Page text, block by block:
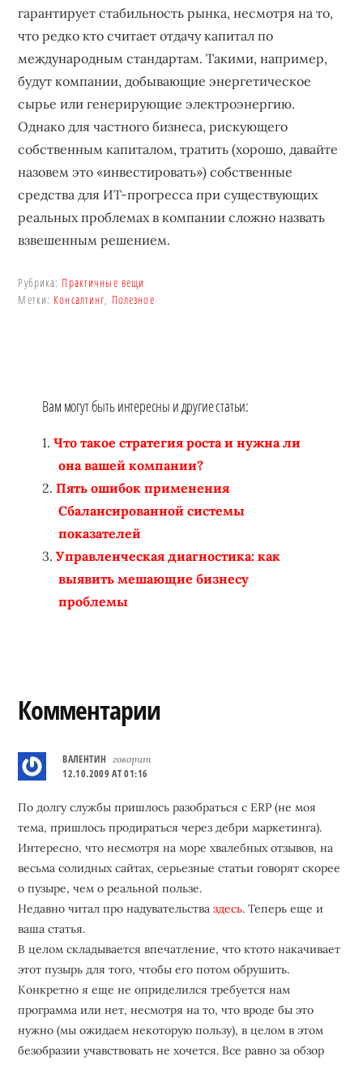
гарантирует стабильность рынка, несмотря на то,
что редко кто считает отдачу капитал по
международным стандартам. Такими, например,
будут компании, добывающие энергетическое
сырье или генерирующие электроэнергию.
Однако для частного бизнеса, рискующего
собственным капиталом, тратить (хорошо, давайте
назовем это «инвестировать») собственные
средства для ИТ-прогресса при существующих
реальных проблемах в компании сложно назвать
взвешенным решением.
Рубрика: Практичные вещи
Метки: Консалтинг, Полезное
Вам могут быть интересны и другие статьи:
Что такое стратегия роста и нужна ли
она вашей компании?
Пять ошибок применения
Сбалансированной системы
показателей
Управленческая диагностика: как
выявить мешающие бизнесу
проблемы
Reader
Комментарии
ВАЛЕНТИН говорит
12.10.2009 AT 01:16
По долгу службы пришлось разобраться с ERP (не моя
тема, пришлось продираться через дебри маркетинга).
Интересно, что несмотря на море хвалебных отзывов, на
весьма солидных сайтах, серьезные статьи говорят скорее
о пузыре, чем о реальной пользе.
Недавно читал про надувательстваздесь. Теперь еще и
ваша статья.
В целом складывается впечатление, что ктото накачивает
этот пузырь для того, чтобы его потом обрушить.
Конкретно я еще не оприделился требуется нам
программа или нет, несмотря на то, что вроде бы это
нужно (мы ожидаем некоторую пользу), в целом в этом
безобразии учавствовать не хочется. Все равно за обзор